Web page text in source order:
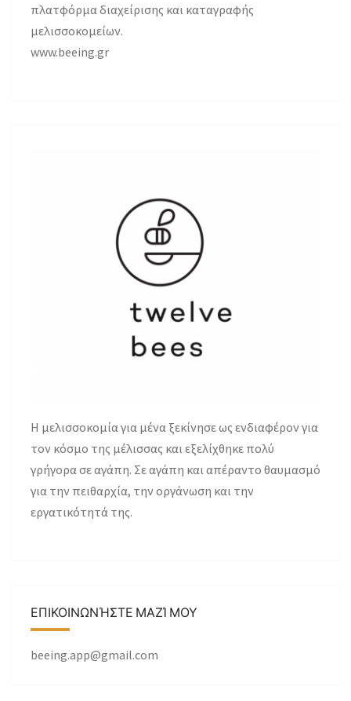
πλατφόρμα διαχείρισης και καταγραφής
μελισσοκομείων.
www.beeing.gr
H μελισσοκομία για μένα ξεκίνησε ως ενδιαφέρον για
τον κόσμο της μέλισσας και εξελίχθηκε πολύ
γρήγορα σε αγάπη. Σε αγάπη και απέραντο θαυμασμό
για την πειθαρχία, την οργάνωση και την
εργατικότητά της.
ΕΠΙΚΟΙΝΩΝΉΣΤΕ ΜΑΖΊ ΜΟΥ
beeing.app@gmail.com